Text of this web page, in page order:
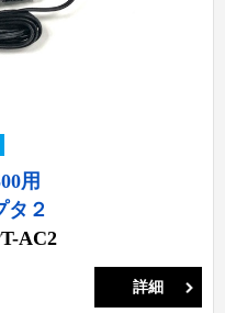
用
タ２
AC2
詳細